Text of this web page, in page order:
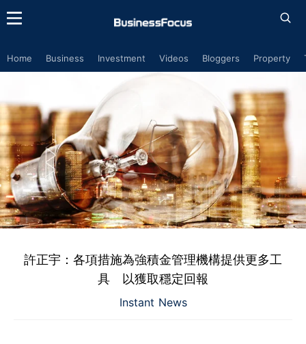
Home Business Investment Videos Bloggers Property
許正宇：各項措施為強積金管理機構提供更多工
具 以獲取穩定回報
Instant News